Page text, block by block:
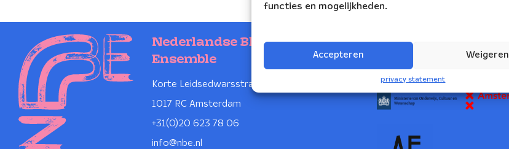
functies en mogelijkheden.
Accepteren Weigeren
privacy statement
Nederlandse Blazers
Ensemble
Korte Leidsedwarsstraat 12
1017 RC Amsterdam
+31(0)20 623 78 06
info@nbe.nl
follow us:
NBE is supported by: